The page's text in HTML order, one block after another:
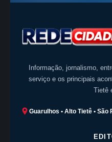
Informação, jornalismo,
serviço e os principais
Tietê
Guarulhos • Alto Tietê • São